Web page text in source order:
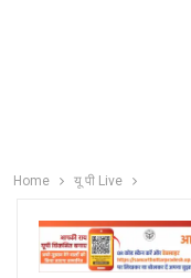
Home यू पी Live